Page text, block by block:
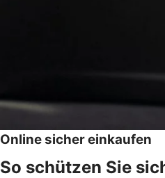
Online sicher einkaufen
So schützen Sie